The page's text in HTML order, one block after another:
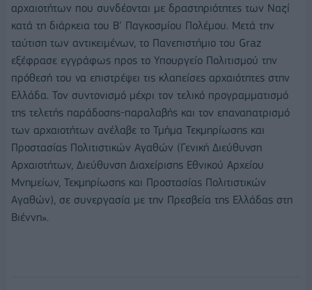
αρχαιοτήτων που συνδέονται με δραστηριότητες των Ναζί
κατά τη διάρκεια του Β’ Παγκοσμίου Πολέμου. Μετά την
ταύτιση των αντικειμένων, το Πανεπιστήμιο του Graz
εξέφρασε εγγράφως προς το Υπουργείο Πολιτισμού την
πρόθεσή του να επιστρέψει τις κλαπείσες αρχαιότητες στην
Ελλάδα. Τον συντονισμό μέχρι τον τελικό προγραμματισμό
της τελετής παράδοσης-παραλαβής και τον επαναπατρισμό
των αρχαιοτήτων ανέλαβε το Τμήμα Τεκμηρίωσης και
Προστασίας Πολιτιστικών Αγαθών (Γενική Διεύθυνση
Αρχαιοτήτων, Διεύθυνση Διαχείρισης Εθνικού Αρχείου
Μνημείων, Τεκμηρίωσης και Προστασίας Πολιτιστικών
Αγαθών), σε συνεργασία με την Πρεσβεία της Ελλάδας στη
Βιέννη».